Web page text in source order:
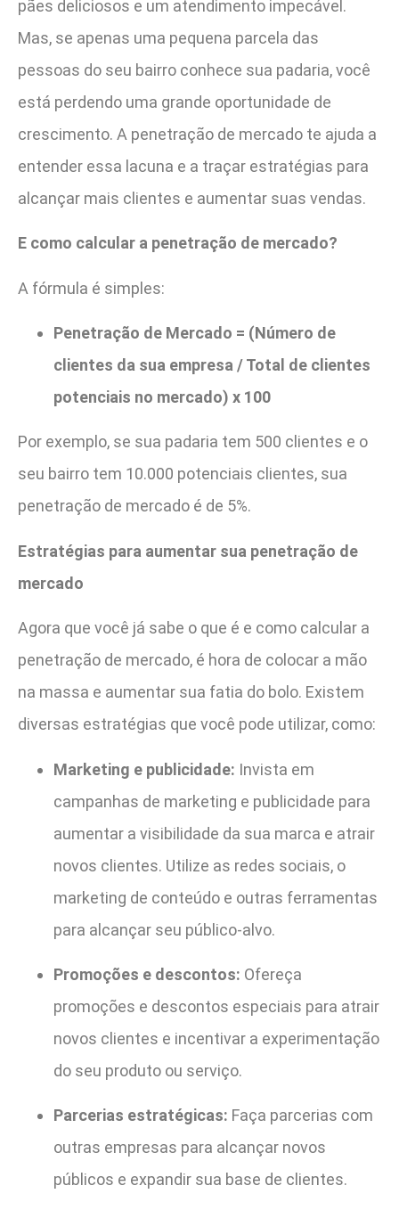
pães deliciosos e um atendimento impecável.
Mas, se apenas uma pequena parcela das
pessoas do seu bairro conhece sua padaria, você
está perdendo uma grande oportunidade de
crescimento. A penetração de mercado te ajuda a
entender essa lacuna e a traçar estratégias para
alcançar mais clientes e aumentar suas vendas.
E como calcular a penetração de mercado?
A fórmula é simples:
Penetração de Mercado = (Número de
clientes da sua empresa / Total de clientes
potenciais no mercado) x 100
Por exemplo, se sua padaria tem 500 clientes e o
seu bairro tem 10.000 potenciais clientes, sua
penetração de mercado é de 5%.
Estratégias para aumentar sua penetração de
mercado
Agora que você já sabe o que é e como calcular a
penetração de mercado, é hora de colocar a mão
na massa e aumentar sua fatia do bolo. Existem
diversas estratégias que você pode utilizar, como:
Marketing e publicidade: Invista em
campanhas de marketing e publicidade para
aumentar a visibilidade da sua marca e atrair
novos clientes. Utilize as redes sociais, o
marketing de conteúdo e outras ferramentas
para alcançar seu público-alvo.
Promoções e descontos: Ofereça
promoções e descontos especiais para atrair
novos clientes e incentivar a experimentação
do seu produto ou serviço.
Parcerias estratégicas: Faça parcerias com
outras empresas para alcançar novos
públicos e expandir sua base de clientes.